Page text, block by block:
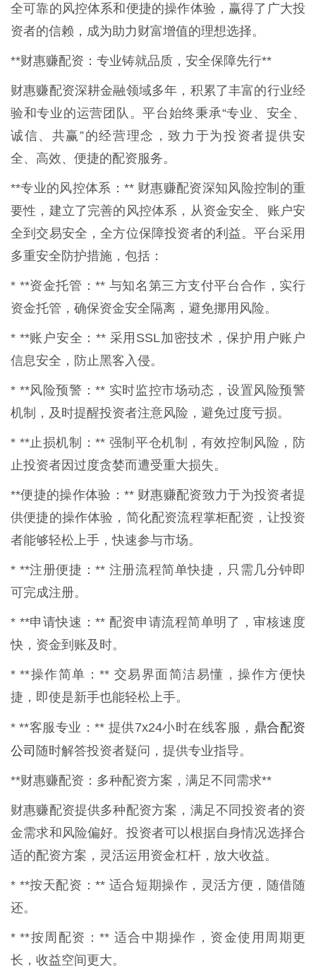
全可靠的风控体系和便捷的操作体验，赢得了广大投
资者的信赖，成为助力财富增值的理想选择。
**财惠赚配资：专业铸就品质，安全保障先行**
财惠赚配资深耕金融领域多年，积累了丰富的行业经
验和专业的运营团队。平台始终秉承“专业、安全、
诚信、共赢”的经营理念，致力于为投资者提供安
全、高效、便捷的配资服务。
**专业的风控体系：** 财惠赚配资深知风险控制的重
要性，建立了完善的风控体系，从资金安全、账户安
全到交易安全，全方位保障投资者的利益。平台采用
多重安全防护措施，包括：
* **资金托管：** 与知名第三方支付平台合作，实行
资金托管，确保资金安全隔离，避免挪用风险。
* **账户安全：** 采用SSL加密技术，保护用户账户
信息安全，防止黑客入侵。
* **风险预警：** 实时监控市场动态，设置风险预警
机制，及时提醒投资者注意风险，避免过度亏损。
* **止损机制：** 强制平仓机制，有效控制风险，防
止投资者因过度贪婪而遭受重大损失。
**便捷的操作体验：** 财惠赚配资致力于为投资者提
供便捷的操作体验，简化配资流程掌柜配资，让投资
者能够轻松上手，快速参与市场。
* **注册便捷：** 注册流程简单快捷，只需几分钟即
可完成注册。
* **申请快速：** 配资申请流程简单明了，审核速度
快，资金到账及时。
* **操作简单：** 交易界面简洁易懂，操作方便快
捷，即使是新手也能轻松上手。
* **客服专业：** 提供7x24小时在线客服， 鼎合配资
公司 随时解答投资者疑问，提供专业指导。
**财惠赚配资：多种配资方案，满足不同需求**
财惠赚配资提供多种配资方案，满足不同投资者的资
金需求和风险偏好。投资者可以根据自身情况选择合
适的配资方案，灵活运用资金杠杆，放大收益。
* **按天配资：** 适合短期操作，灵活方便，随借随
还。
* **按周配资：** 适合中期操作，资金使用周期更
长，收益空间更大。